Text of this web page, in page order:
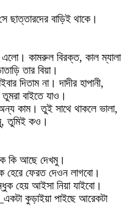
ছাত্তারদের বাড়িই থাকে।
এলো। কামরুল বিরক্ত, কাল ম্যালা
তার বিয়া।
দিতাম না। দাদীর হাপানী,
বাইতে যাও।
কাম। তুই সাথে থাকলে ভালা,
তুমিই কও।
কি আছে দেখমু।
হেরে ফেরত দেওন লাগবো।
হেয় আইসা নিয়া যাইবো।
কুড়াইয়া পাইছে আরেকটা